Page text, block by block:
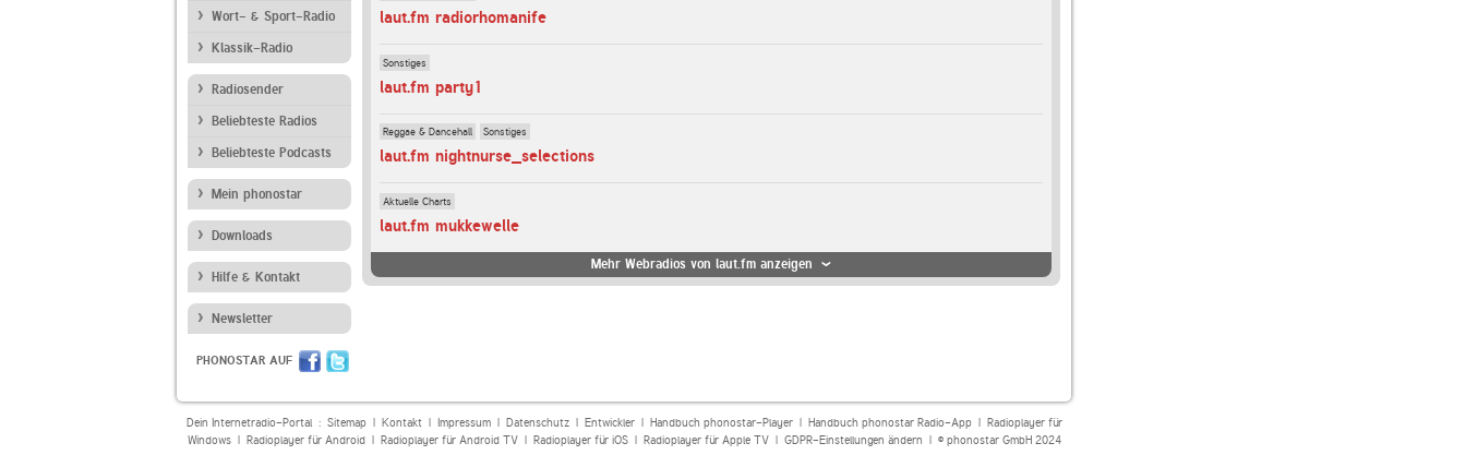
Wort- & Sport-Radio
Klassik-Radio
Radiosender
Beliebteste Radios
Beliebteste Podcasts
Mein phonostar
Downloads
Hilfe & Kontakt
Newsletter
PHONOSTAR AUF
laut.fm radiorhomanife
Sonstiges
laut.fm party1
Reggae & Dancehall Sonstiges
laut.fm nightnurse_selections
Aktuelle Charts
laut.fm mukkewelle
Mehr Webradios von laut.fm anzeigen
Dein Internetradio-Portal : Sitemap| Kontakt| Impressum| Datenschutz| Entwickler| Handbuch phonostar-Player| Handbuch phonostar Radio-App| Radioplayer für
Windows| Radioplayer für Android| Radioplayer für Android TV| Radioplayer für iOS| Radioplayer für Apple TV| GDPR-Einstellungen ändern | © phonostar GmbH 2024